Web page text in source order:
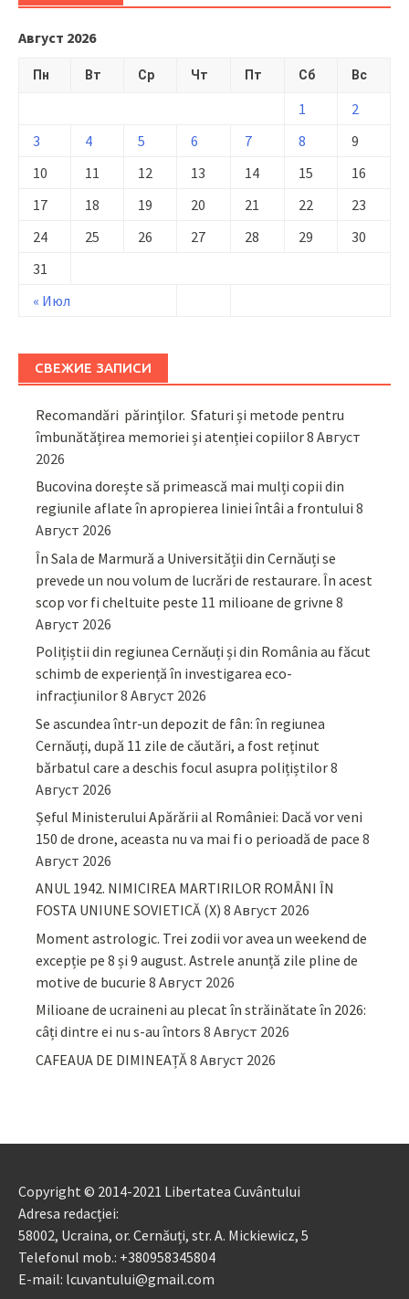
Август 2026
Пн Вт Ср Чт Пт Сб Вс
« Июл
1
2
3
4 5 6 7 8
9
10
11 12 13 14 15
16
17
18 19 20 21 22
23
24
25 26 27 28 29
30
31
СВЕЖИЕ ЗАПИСИ
Recomandări părinţilor. Sfaturi și metode pentru
îmbunătățirea memoriei și atenției copiilor8 Август
2026
Bucovina dorește să primească mai mulți copii din
regiunile aflate în apropierea liniei întâi a frontului 8
Август 2026
În Sala de Marmură a Universității din Cernăuți se
prevede un nou volum de lucrări de restaurare. În acest
scop vor fi cheltuite peste 11 milioane de grivne 8
Август 2026
Polițiștii din regiunea Cernăuți și din România au făcut
schimb de experiență în investigarea eco-
infracțiunilor8 Август 2026
Se ascundea într-un depozit de fân: în regiunea
Cernăuți, după 11 zile de căutări, a fost reținut
bărbatul care a deschis focul asupra polițiștilor8
Август 2026
Șeful Ministerului Apărării al României: Dacă vor veni
150 de drone, aceasta nu va mai fi o perioadă de pace 8
Август 2026
ANUL 1942. NIMICIREA MARTIRILOR ROMÂNI ÎN
FOSTA UNIUNE SOVIETICĂ (X) 8 Август 2026
Moment astrologic. Trei zodii vor avea un weekend de
excepție pe 8 și 9 august. Astrele anunță zile pline de
motive de bucurie 8 Август 2026
Milioane de ucraineni au plecat în străinătate în 2026:
câți dintre ei nu s-au întors 8 Август 2026
CAFEAUA DE DIMINEAȚĂ8 Август 2026
Copyright © 2014-2021 Libertatea Cuvântului
Adresa redacției:
58002, Ucraina, or. Cernăuți, str. A. Mickiewicz, 5
Telefonul mob.: +380958345804
E-mail: lcuvantului@gmail.com